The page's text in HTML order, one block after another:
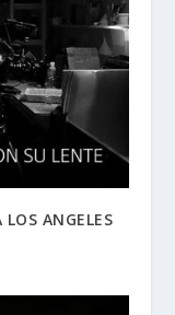
ANGELES